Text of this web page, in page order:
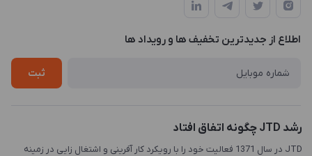
لیست محصولات
درباره ما
چاپ و حکاکی
طراحی سه بعدی
اطلاع از جدیدترین تخفیف ها و رویداد ها
ثبت
رشد JTD چگونه اتفاق افتاد
JTD در سال 1371 فعالیت خود را با رویکرد کار آفرینی و اشتغال زایی در زمینه